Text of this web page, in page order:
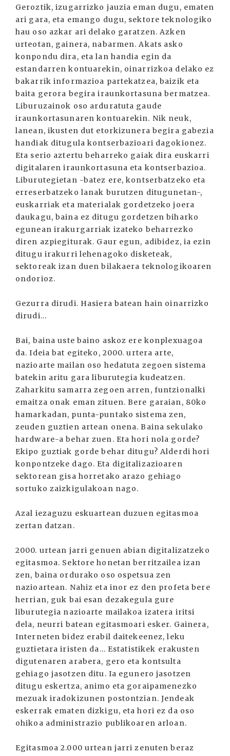
Geroztik, izugarrizko jauzia eman dugu, ematen
ari gara, eta emango dugu, sektore teknologiko
hau oso azkar ari delako garatzen. Azken
urteotan, gainera, nabarmen. Akats asko
konpondu dira, eta lan handia egin da
estandarren kontuarekin, oinarrizkoa delako ez
bakarrik informazioa partekatzea, baizik eta
baita gerora begira iraunkortasuna bermatzea.
Liburuzainok oso arduratuta gaude
iraunkortasunaren kontuarekin. Nik neuk,
lanean, ikusten dut etorkizunera begira gabezia
handiak ditugula kontserbazioari dagokionez.
Eta serio aztertu beharreko gaiak dira euskarri
digitalaren iraunkortasuna eta kontserbazioa.
Liburutegietan -batez ere, kontserbatzeko eta
erreserbatzeko lanak burutzen ditugunetan-,
euskarriak eta materialak gordetzeko joera
daukagu, baina ez ditugu gordetzen biharko
egunean irakurgarriak izateko beharrezko
diren azpiegiturak. Gaur egun, adibidez, ia ezin
ditugu irakurri lehenagoko disketeak,
sektoreak izan duen bilakaera teknologikoaren
ondorioz.
Gezurra dirudi. Hasiera batean hain oinarrizko
dirudi...
Bai, baina uste baino askoz ere konplexuagoa
da. Ideia bat egiteko, 2000. urtera arte,
nazioarte mailan oso hedatuta zegoen sistema
batekin aritu gara liburutegia kudeatzen.
Zaharkitu samarra zegoen arren, funtzionalki
emaitza onak eman zituen. Bere garaian, 80ko
hamarkadan, punta-puntako sistema zen,
zeuden guztien artean onena. Baina sekulako
hardware-a behar zuen. Eta hori nola gorde?
Ekipo guztiak gorde behar ditugu? Alderdi hori
konpontzeke dago. Eta digitalizazioaren
sektorean gisa horretako arazo gehiago
sortuko zaizkigulakoan nago.
Azal iezaguzu eskuartean duzuen egitasmoa
zertan datzan.
2000. urtean jarri genuen abian digitalizatzeko
egitasmoa. Sektore honetan berritzailea izan
zen, baina ordurako oso ospetsua zen
nazioartean. Nahiz eta inor ez den profeta bere
herrian, guk bai esan dezakegula gure
liburutegia nazioarte mailakoa izatera iritsi
dela, neurri batean egitasmoari esker. Gainera,
Interneten bidez erabil daitekeenez, leku
guztietara iristen da... Estatistikek erakusten
digutenaren arabera, gero eta kontsulta
gehiago jasotzen ditu. Ia egunero jasotzen
ditugu eskertza, animo eta goraipamenezko
mezuak iradokizunen postontzian. Jendeak
eskerrak ematen dizkigu, eta hori ez da oso
ohikoa administrazio publikoaren arloan.
Egitasmoa 2.000 urtean jarri zenuten beraz